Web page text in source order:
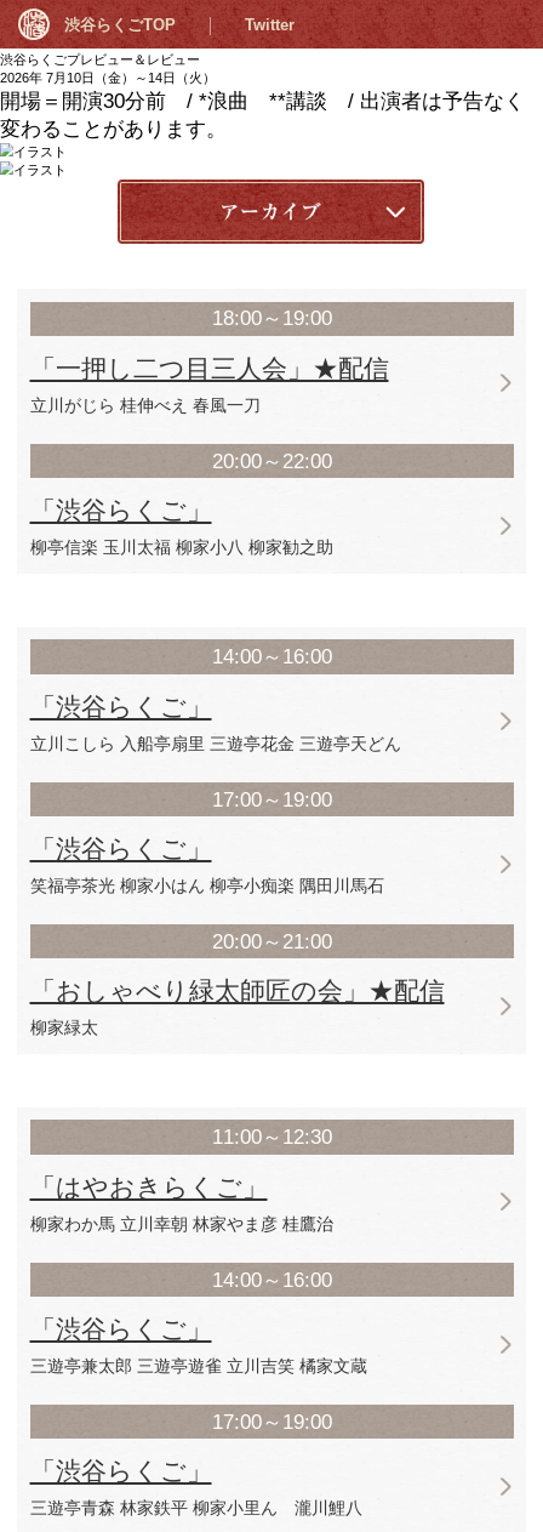
渋谷らくごTOP Twitter
渋谷らくごプレビュー＆レビュー
2026年 7月10日（金）～14日（火）
開場＝開演30分前 / *浪曲 **講談 / 出
変わることがあります。
7月10日（金）
18:00～19:00
「一押し二つ目三人会」★配
20:00～22:00
「渋谷らくご」
柳亭信楽 玉川太福柳家小八 柳家勧之助
7月11日（土）
14:00～16:00
「渋谷らくご」
17:00～19:00
「渋谷らくご」
笑福亭茶光 柳家小はん柳亭小痴楽 隅田川馬
「おしゃべり緑太師匠の会
柳家緑太